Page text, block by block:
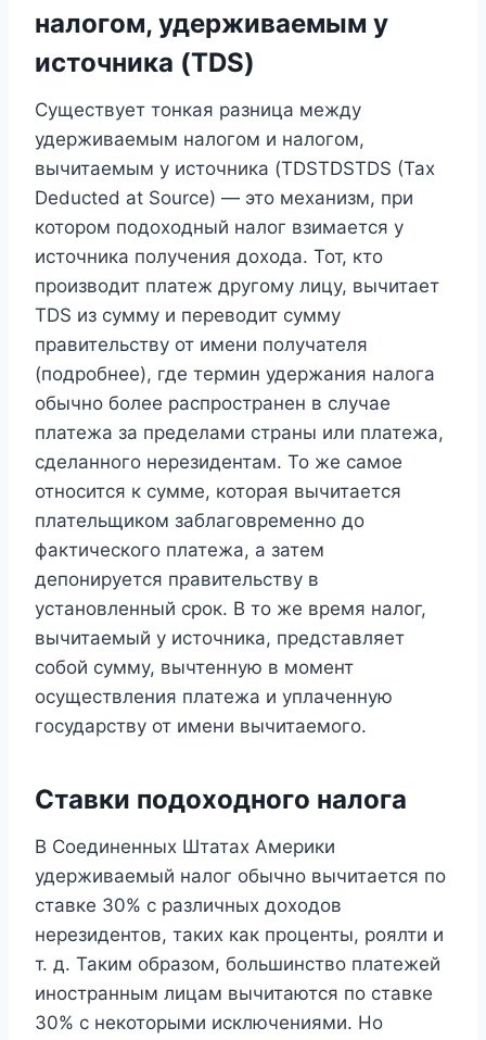
налогом, удерживаемым у
источника (TDS)
Существует тонкая разница между
удерживаемым налогом и налогом,
вычитаемым у источника (TDSTDSTDS (Tax
Deducted at Source) — это механизм, при
котором подоходный налог взимается у
источника получения дохода. Тот, кто
производит платеж другому лицу, вычитает
TDS из сумму и переводит сумму
правительству от имени получателя
(подробнее), где термин удержания налога
обычно более распространен в случае
платежа за пределами страны или платежа,
сделанного нерезидентам. То же самое
относится к сумме, которая вычитается
плательщиком заблаговременно до
фактического платежа, а затем
депонируется правительству в
установленный срок. В то же время налог,
вычитаемый у источника, представляет
собой сумму, вычтенную в момент
осуществления платежа и уплаченную
государству от имени вычитаемого.
Ставки подоходного налога
В Соединенных Штатах Америки
удерживаемый налог обычно вычитается по
ставке 30% с различных доходов
нерезидентов, таких как проценты, роялти и
т. д. Таким образом, большинство платежей
иностранным лицам вычитаются по ставке
30% с некоторыми исключениями. Но